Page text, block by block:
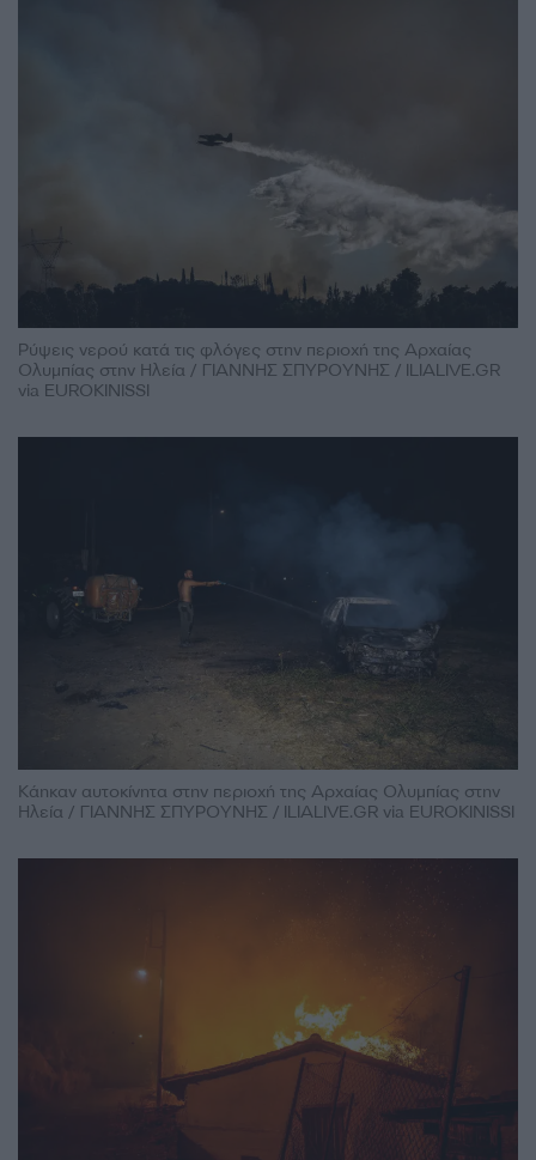
Ρύψεις νερού κατά τις φλόγες στην περιοχή της Αρχαίας
Ολυμπίας στην Ηλεία / ΓΙΑΝΝΗΣ ΣΠΥΡΟΥΝΗΣ / ILIALIVE.GR
via EUROKINISSI
Κάηκαν αυτοκίνητα στην περιοχή της Αρχαίας Ολυμπίας στην
Ηλεία / ΓΙΑΝΝΗΣ ΣΠΥΡΟΥΝΗΣ / ILIALIVE.GR via EUROKINISSI